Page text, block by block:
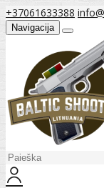
+37061633388
Navigacija